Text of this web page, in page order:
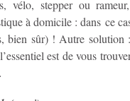
vélo, stepper ou
à domicile : dans ce
bien sûr) ! Autre
est de vous